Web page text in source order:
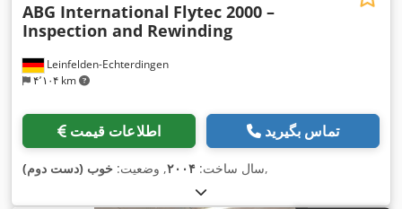
Leinfelden-Echterdingen
۴٬۱۰۴ km
ABG International Flytec 2000 –
Inspection and Rewinding
اطلاعات قیمت تماس بگیرید
سال ساخت: ۲۰۰۴, وضعیت: خوب (دست دوم) ,